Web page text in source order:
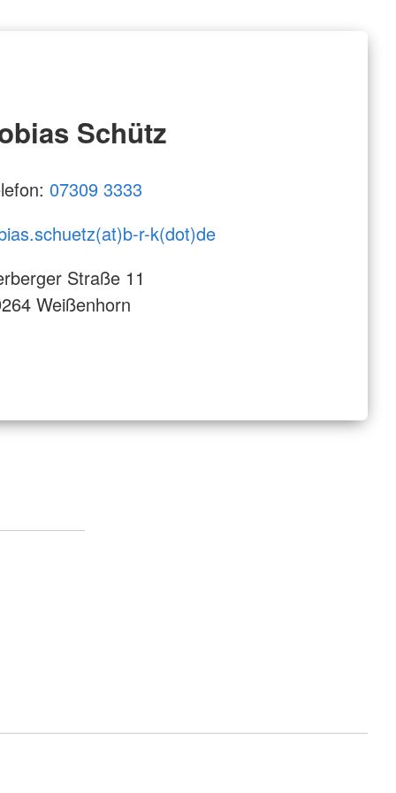
Schütz
07309 3333
r-k(dot)de
Straße 11
Weißenhorn